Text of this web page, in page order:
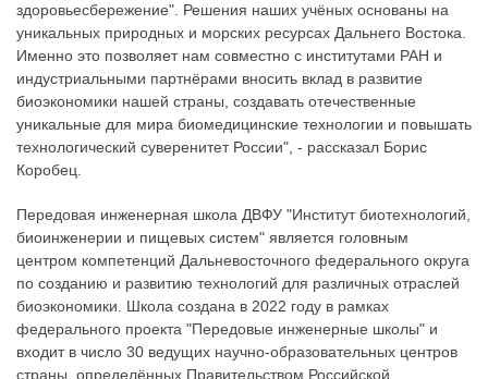
здоровьесбережение". Решения наших учёных основаны на
уникальных природных и морских ресурсах Дальнего Востока.
Именно это позволяет нам совместно с институтами РАН и
индустриальными партнёрами вносить вклад в развитие
биоэкономики нашей страны, создавать отечественные
уникальные для мира биомедицинские технологии и повышать
технологический суверенитет России", - рассказал Борис
Коробец.
Передовая инженерная школа ДВФУ "Институт биотехнологий,
биоинженерии и пищевых систем" является головным
центром компетенций Дальневосточного федерального округа
по созданию и развитию технологий для различных отраслей
биоэкономики. Школа создана в 2022 году в рамках
федерального проекта "Передовые инженерные школы" и
входит в число 30 ведущих научно-образовательных центров
страны, определённых Правительством Российской